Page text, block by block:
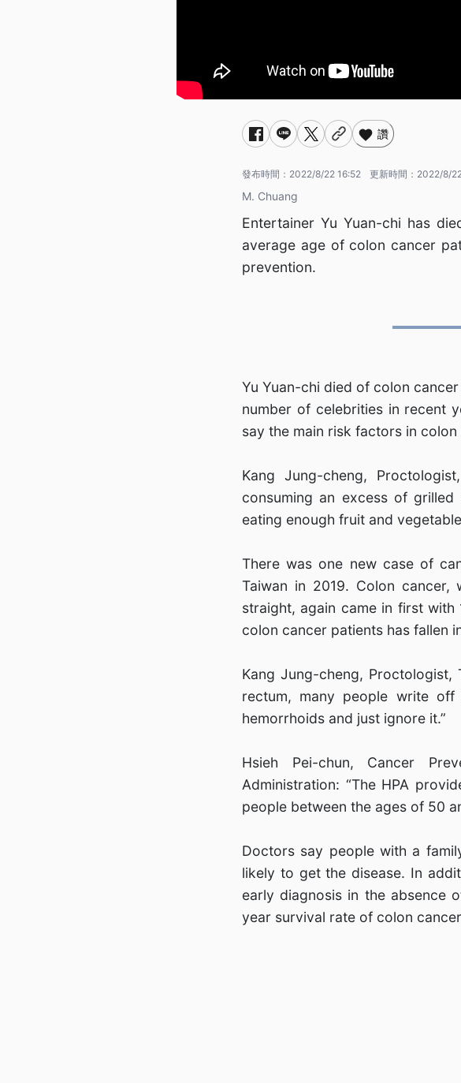
讚
發布時間： 2022/8/22 16:52 更新時間： 2022/8/
M. Chuang
Entertainer Yu Yuan-chi has
average age of colon cancer
prevention.
Yu Yuan-chi died of colon
number of celebrities in recent
say the main risk factors in
Kang Jung-cheng,
consuming an excess of
eating enough fruit and
There was one new case of
Taiwan in 2019. Colon
straight, again came in first
colon cancer patients has fallen
Kang Jung-cheng,
rectum, many people write
hemorrhoids and just ignore it.”
Hsieh Pei-chun, Cancer
Administration: “The HPA
people between the ages of 50
Doctors say people with a
likely to get the disease. In
early diagnosis in the absence
year survival rate of colon